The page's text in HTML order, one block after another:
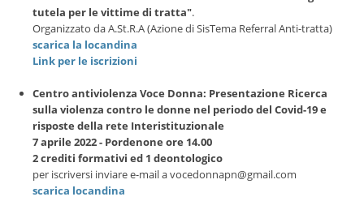
tutela per le vittime di tratta".
Organizzato da A.St.R.A (Azione di SisTema Referral Anti-tratta)
scarica la locandina
Link per le iscrizioni
Centro antiviolenza Voce Donna: Presentazione Ricerca
sulla violenza contro le donne nel periodo del Covid-19 e
risposte della rete Interistituzionale
7 aprile 2022 - Pordenone ore 14.00
2 crediti formativi ed 1 deontologico
per iscriversi inviare e-mail a vocedonnapn@gmail.com
scarica locandina